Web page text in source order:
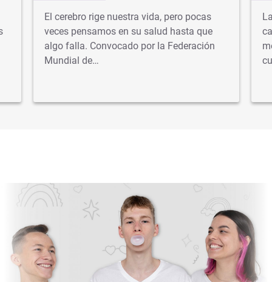
El cerebro rige nuestra vida, pero pocas
veces pensamos en su salud hasta que
algo falla. Convocado por la Federación
Mundial de…